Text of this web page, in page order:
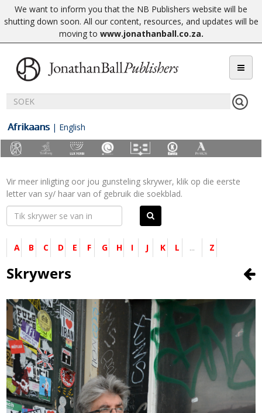
We want to inform you that the NB Publishers website will be
shutting down soon. All our content, resources, and updates will be
moving to www.jonathanball.co.za.
Afrikaans | English
Vir meer inligting oor jou gunsteling skrywer, klik op die eerste
letter van sy/ haar van of gebruik die soekblad.
A B C D E F G H I J K L ... Z
Skrywers